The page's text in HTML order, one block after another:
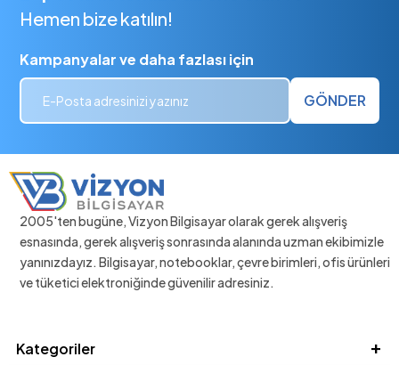
Hemen bize katılın!
Kampanyalar ve daha fazlası için
GÖNDER
2005'ten bugüne, Vizyon Bilgisayar olarak gerek alışveriş
esnasında, gerek alışveriş sonrasında alanında uzman ekibimizle
yanınızdayız. Bilgisayar, notebooklar, çevre birimleri, ofis ürünleri
ve tüketici elektroniğinde güvenilir adresiniz.
Kategoriler